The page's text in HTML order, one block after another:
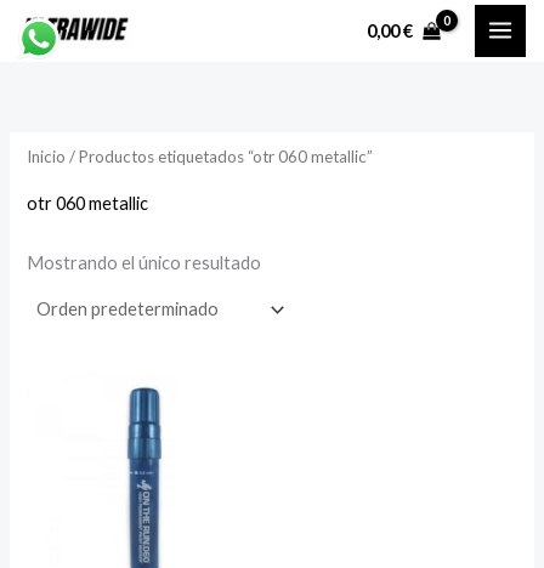
0,00€
Inicio / Productos etiquetados “otr 060 metallic”
otr 060 metallic
Mostrando el único resultado